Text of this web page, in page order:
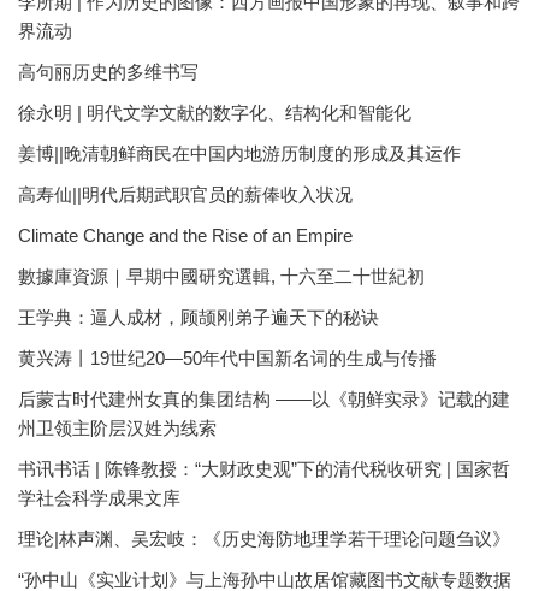
界流动
高句丽历史的多维书写
徐永明 | 明代文学文献的数字化、结构化和智能化
姜博||晚清朝鲜商民在中国内地游历制度的形成及其运作
高寿仙||明代后期武职官员的薪俸收入状况
Climate Change and the Rise of an Empire
數據庫資源｜早期中國研究選輯, 十六至二十世紀初
王学典：逼人成材，顾颉刚弟子遍天下的秘诀
黄兴涛丨19世纪20—50年代中国新名词的生成与传播
后蒙古时代建州女真的集团结构 ——以《朝鲜实录》记载的建
州卫领主阶层汉姓为线索
书讯书话 | 陈锋教授：“大财政史观”下的清代税收研究 | 国家哲
学社会科学成果文库
理论|林声渊、吴宏岐：《历史海防地理学若干理论问题刍议》
“孙中山《实业计划》与上海孙中山故居馆藏图书文献专题数据